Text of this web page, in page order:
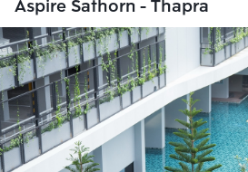
Aspire Sathorn - Thapra